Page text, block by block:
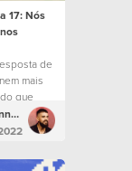
17: Nós
de
mais
que
Natanael Annacondia